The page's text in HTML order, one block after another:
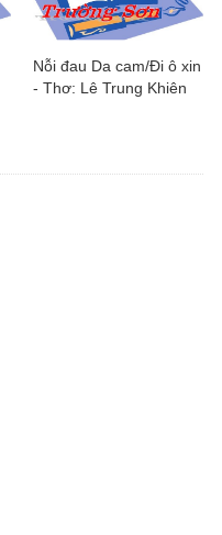
Nỗi đau Da cam/Đi ô xin
- Thơ: Lê Trung Khiên